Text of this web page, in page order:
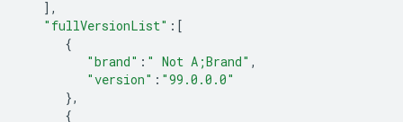
],
"fullVersionList" : [
{
"brand" : " Not A;Brand" ,
"version" : "99.0.0.0"
},
{